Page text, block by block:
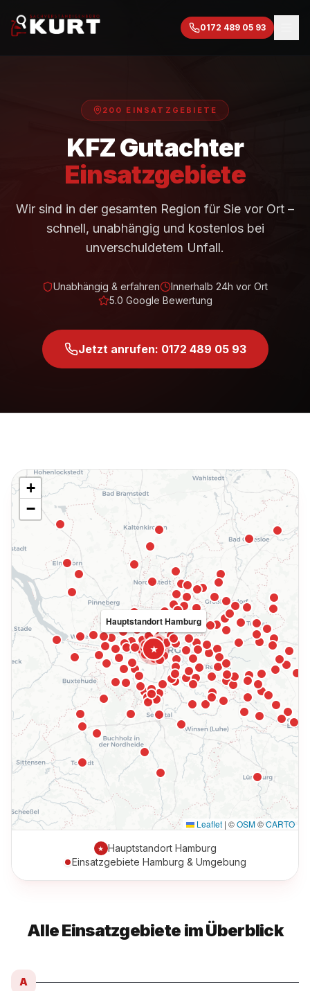
0172 489 05 93
200 EINSATZGEBIETE
KFZ Gutachter
Einsatzgebiete
Wir sind in der gesamten Region für Sie vor Ort –
schnell, unabhängig und kostenlos bei
unverschuldetem Unfall.
Unabhängig & erfahren
Innerhalb 24h vor Ort
5.0 Google Bewertung
Jetzt anrufen: 0172 489 05 93
★
Hauptstandort Hamburg
+
−
Leaflet | ©OSM©CARTO
★ Hauptstandort Hamburg
Einsatzgebiete Hamburg & Umgebung
Alle Einsatzgebiete im Überblick
A